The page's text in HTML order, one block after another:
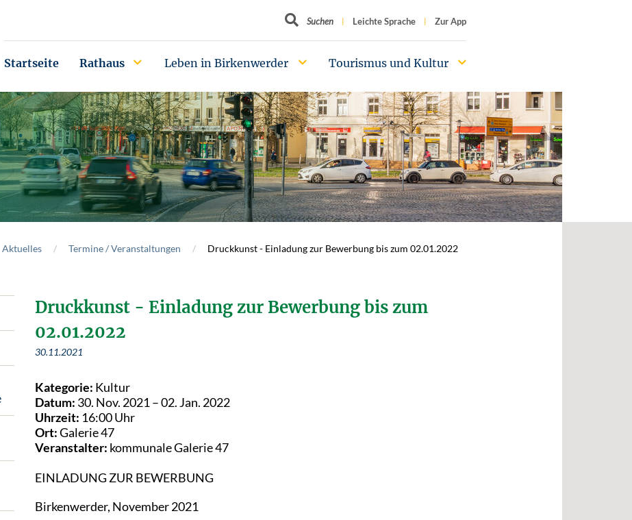
Suchbegriff
Suchen Leichte Sprache Zur App
Startseite Rathaus Leben in Birkenwerder Tourismus und Kultur
Aktuelles Termine / Veranstaltungen Druckkunst - Einladung zur Bewerbung bis zum 02.01.2022
Druckkunst - Einladung zur Bewerbung bis zum
02.01.2022
30.11.2021
Kategorie: Kultur
Datum: 30. Nov. 2021 –02. Jan. 2022
Uhrzeit: 16:00 Uhr
Ort:Galerie 47
Veranstalter: kommunale Galerie 47
EINLADUNG ZUR BEWERBUNG
Birkenwerder, November 2021